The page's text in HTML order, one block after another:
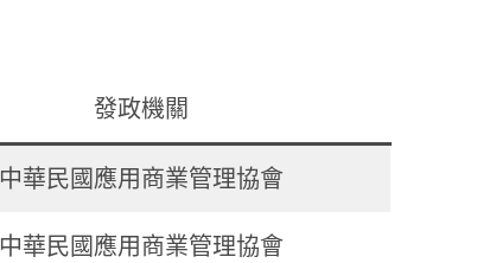
發政機關
中華民國應用商業管理協會
中華民國應用商業管理協會